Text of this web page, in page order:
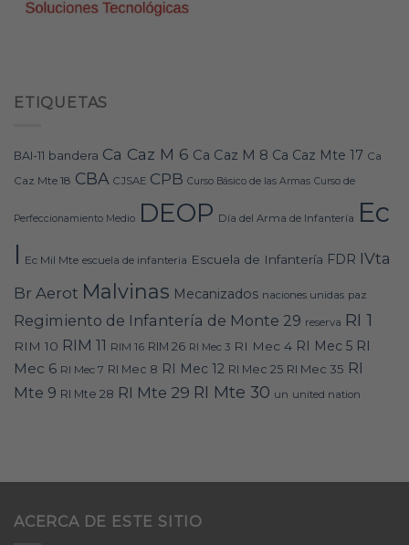
ETIQUETAS
BAI-11 bandera Ca Caz M 6 Ca Caz M 8 Ca Caz Mte 17 Ca
Caz Mte 18 CBA CJSAE CPB Curso Básico de las Armas Curso de
Perfeccionamiento Medio DEOP Día del Arma de Infantería Ec
I Ec Mil Mte escuela de infanteria Escuela de Infantería FDR IVta
Br Aerot Malvinas Mecanizados naciones unidas paz
Regimiento de Infantería de Monte 29 reserva RI 1
RIM 10 RIM 11 RIM 16 RIM 26 RI Mec 3 RI Mec 4 RI Mec 5 RI
Mec 6 RI Mec 7 RI Mec 8 RI Mec 12 RI Mec 25 RI Mec 35 RI
Mte 9 RI Mte 28 RI Mte 29 RI Mte 30 un united nation
ACERCA DE ESTE SITIO